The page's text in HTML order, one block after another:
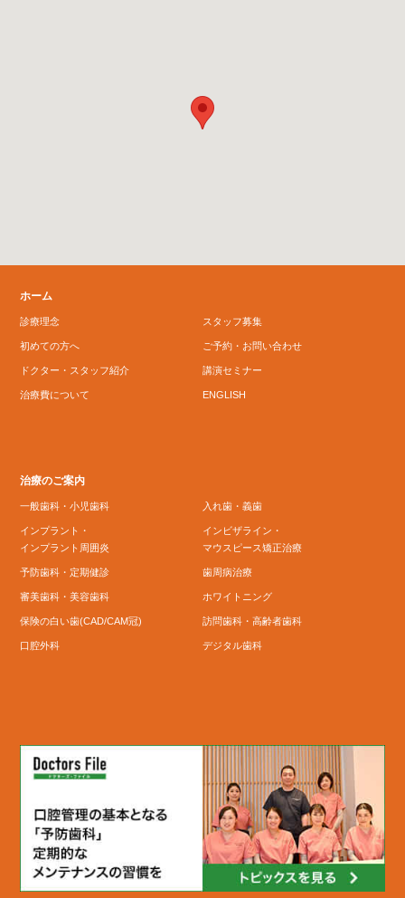
ホーム
診療理念
初めての方へ
ドクター・スタッフ紹介
治療費について
スタッフ募集
ご予約・お問い合わせ
講演セミナー
ENGLISH
治療のご案内
一般歯科・小児歯科
インプラント・
インプラント周囲炎
予防歯科・定期健診
審美歯科・美容歯科
保険の白い歯(CAD/CAM冠)
口腔外科
入れ歯・義歯
インビザライン・
マウスピース矯正治療
歯周病治療
ホワイトニング
訪問歯科・高齢者歯科
デジタル歯科